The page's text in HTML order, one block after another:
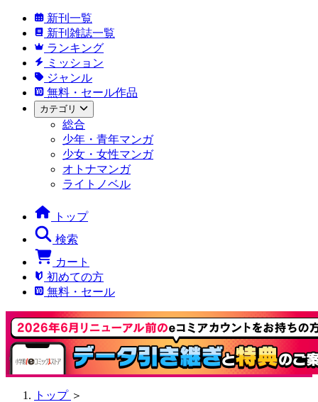
新刊一覧
新刊雑誌一覧
ランキング
ミッション
ジャンル
無料・セール作品
カテゴリ
総合
少年・青年マンガ
少女・女性マンガ
オトナマンガ
ライトノベル
トップ
検索
カート
初めての方
無料・セール
トップ ＞